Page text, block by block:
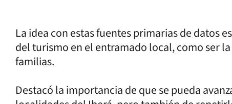
La idea con estas fuentes primarias de datos
del turismo en el entramado local, como ser
familias.
Destacó la importancia de que se pueda